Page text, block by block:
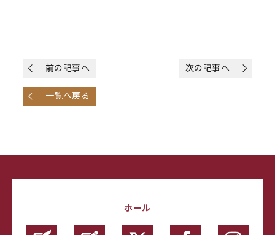
前の記事へ 次の記事へ
一覧へ戻る
ホール